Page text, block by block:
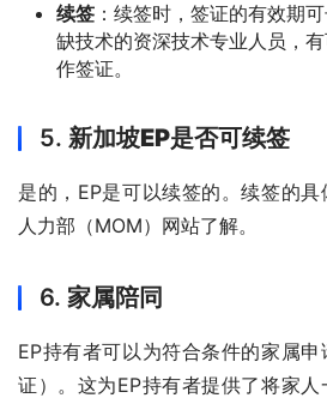
续签 ：续签时，签证的有效期
缺技术的资深技术专业人员，
作签证。
5. 新加坡EP是否可续签
是的，EP是可以续签的。续签的
人力部（MOM）网站了解。
6. 家属陪同
EP持有者可以为符合条件的家属
证）。这为EP持有者提供了将家